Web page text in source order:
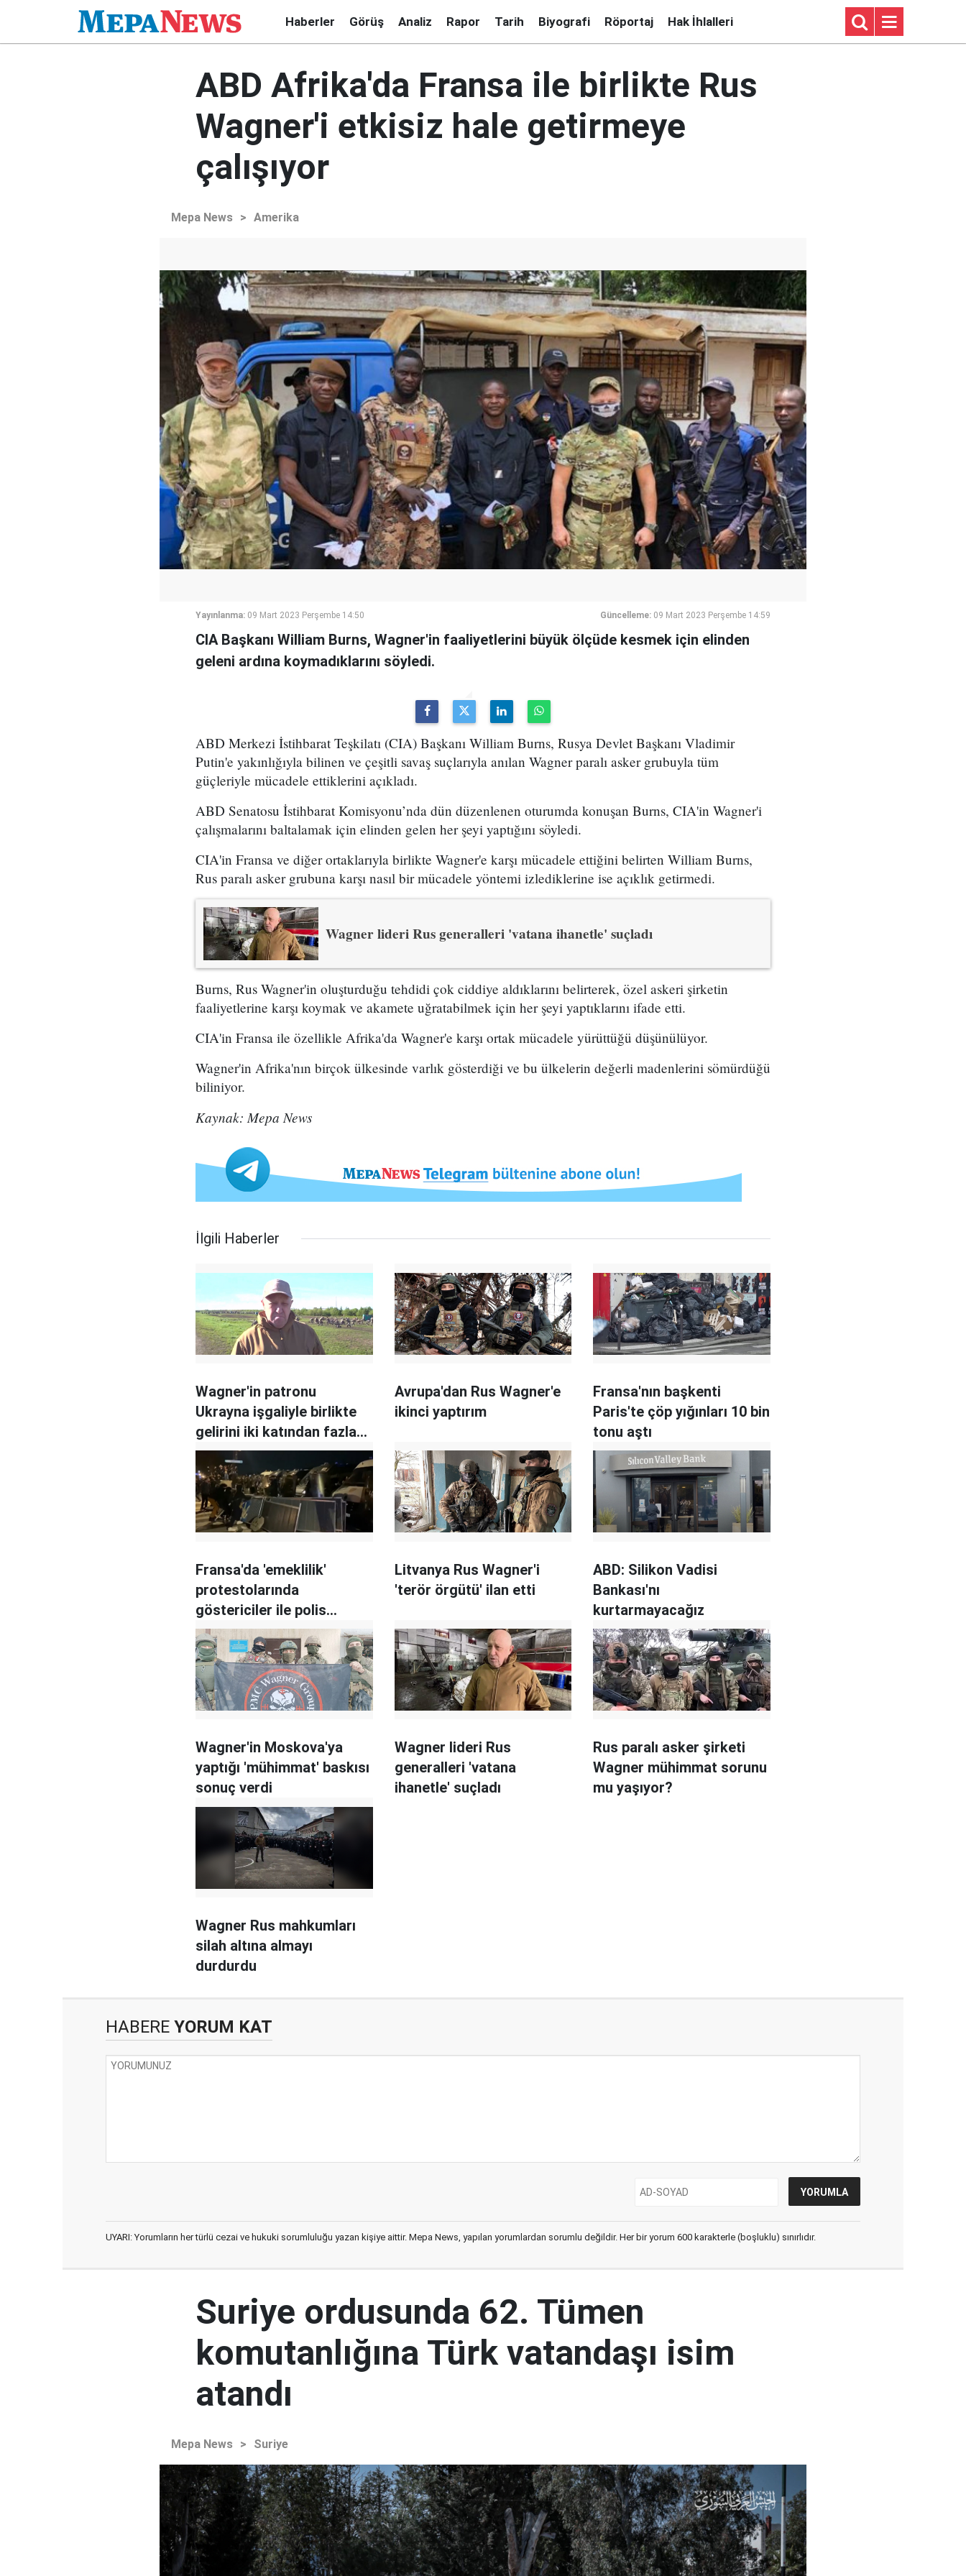
Haberler Görüş Analiz Rapor Tarih Biyografi Röportaj Hak İhlalleri
ABD Afrika'da Fransa ile birlikte Rus
Wagner'i etkisiz hale getirmeye
çalışıyor
Mepa News > Amerika
Yayınlanma: 09 Mart 2023 Perşembe 14:50 Güncelleme: 09 Mart 2023 Perşembe 14:59
CIA Başkanı William Burns, Wagner'in faaliyetlerini büyük ölçüde kesmek için elinden
geleni ardına koymadıklarını söyledi.
ABD Merkezi İstihbarat Teşkilatı (CIA) Başkanı William Burns, Rusya Devlet Başkanı Vladimir
Putin'e yakınlığıyla bilinen ve çeşitli savaş suçlarıyla anılan Wagner paralı asker grubuyla tüm
güçleriyle mücadele ettiklerini açıkladı.
ABD Senatosu İstihbarat Komisyonu’nda dün düzenlenen oturumda konuşan Burns, CIA'in Wagner'i
çalışmalarını baltalamak için elinden gelen her şeyi yaptığını söyledi.
CIA'in Fransa ve diğer ortaklarıyla birlikte Wagner'e karşı mücadele ettiğini belirten William Burns,
Rus paralı asker grubuna karşı nasıl bir mücadele yöntemi izlediklerine ise açıklık getirmedi.
Wagner lideri Rus generalleri 'vatana ihanetle' suçladı
Burns, Rus Wagner'in oluşturduğu tehdidi çok ciddiye aldıklarını belirterek, özel askeri şirketin
faaliyetlerine karşı koymak ve akamete uğratabilmek için her şeyi yaptıklarını ifade etti.
CIA'in Fransa ile özellikle Afrika'da Wagner'e karşı ortak mücadele yürüttüğü düşünülüyor.
Wagner'in Afrika'nın birçok ülkesinde varlık gösterdiği ve bu ülkelerin değerli madenlerini sömürdüğü
biliniyor.
Kaynak: Mepa News
İlgili Haberler
Wagner'in patronu
Ukrayna işgaliyle birlikte
gelirini iki katından fazla
artırdı
Avrupa'dan Rus Wagner'e
ikinci yaptırım
Fransa'nın başkenti
Paris'te çöp yığınları 10 bin
tonu aştı
Fransa'da 'emeklilik'
protestolarında
göstericiler ile polis
arasında çatışma
Litvanya Rus Wagner'i
'terör örgütü' ilan etti
ABD: Silikon Vadisi
Bankası'nı
kurtarmayacağız
Wagner'in Moskova'ya
yaptığı 'mühimmat' baskısı
sonuç verdi
Wagner lideri Rus
generalleri 'vatana
ihanetle' suçladı
Rus paralı asker şirketi
Wagner mühimmat sorunu
mu yaşıyor?
Wagner Rus mahkumları
silah altına almayı
durdurdu
HABERE YORUM KAT
UYARI: Yorumların her türlü cezai ve hukuki sorumluluğu yazan kişiye aittir. Mepa News, yapılan yorumlardan sorumlu değildir. Her bir yorum 600 karakterle (boşluklu) sınırlıdır.
Suriye ordusunda 62. Tümen
komutanlığına Türk vatandaşı isim
atandı
Mepa News > Suriye